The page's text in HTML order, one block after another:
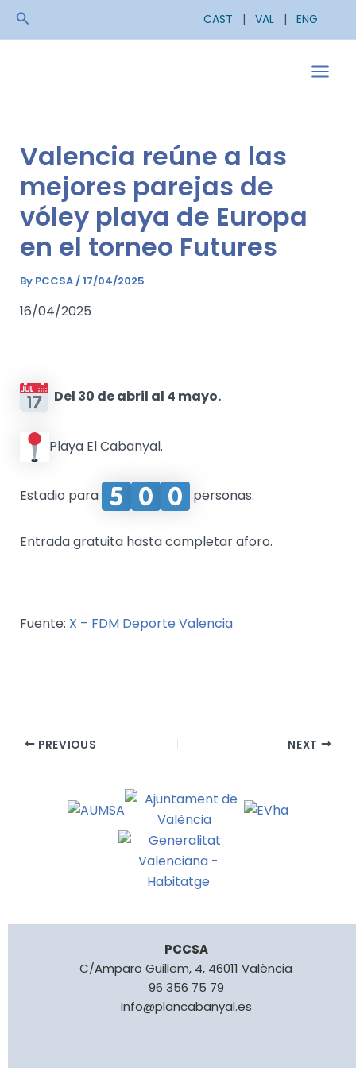
SkipSearch CAST | VAL | ENG
Main
Valencia reúne a las
mejores parejas de
vóley playa de Europa
en el torneo Futures
By PCCSA/17/04/2025
16/04/2025
Del 30 de abril al 4 mayo.
Playa El Cabanyal.
Estadio para personas.
Entrada gratuita hasta completar aforo.
Fuente: X – FDM Deporte Valencia
PREVIOUS NEXT
PCCSA
C/Amparo Guillem, 4, 46011 València
96 356 75 79
info@plancabanyal.es